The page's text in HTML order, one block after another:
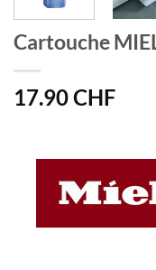
Cartouche
17.90CHF